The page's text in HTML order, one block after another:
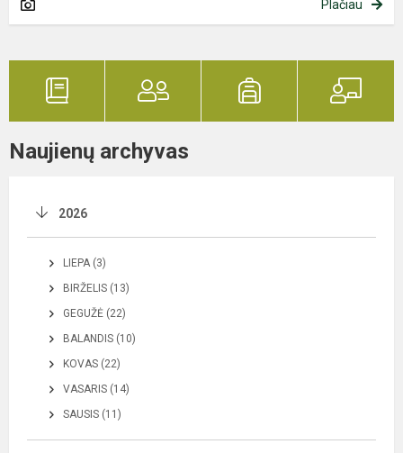
Plačiau
Naujienų archyvas
2026
LIEPA (3)
BIRŽELIS (13)
GEGUŽĖ (22)
BALANDIS (10)
KOVAS (22)
VASARIS (14)
SAUSIS (11)